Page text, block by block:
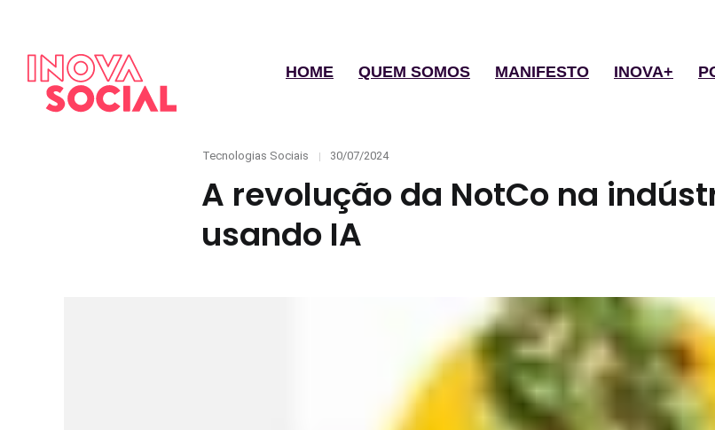
HOME QUEM SOMOS MANIFESTO INOVA+
Categories
Tecnologias Sociais
Posted
30/07/2024
A revolução da NotCo na
usando IA